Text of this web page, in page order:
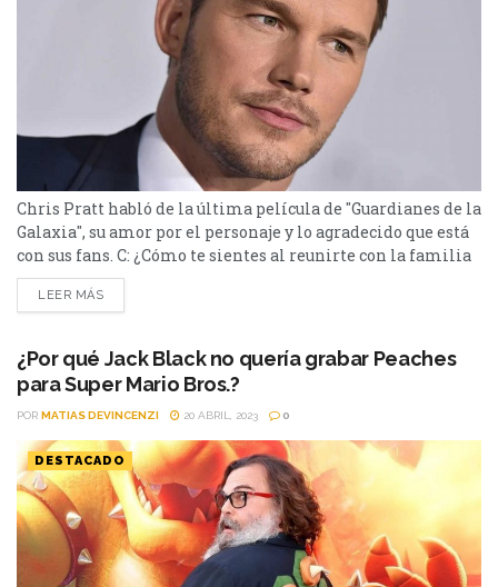
Chris Pratt habló de la última película de "Guardianes de la
Galaxia", su amor por el personaje y lo agradecido que está
con sus fans. C: ¿Cómo te sientes al reunirte con la familia
de Guardianes? CP: Es realmente especial estar reunidos
con la familia para el "volúmen 3". Es raro tener una
LEER MÁS
¿Por qué Jack Black no quería grabar Peaches
para Super Mario Bros.?
POR MATIAS DEVINCENZI 20 ABRIL, 2023 0
DESTACADO